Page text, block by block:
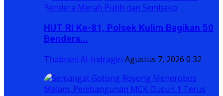
HUT RI Ke-81, Polsek Kulim Bagikan 50
Bendera...
Thabrani Al-Indragiri Agustus 7, 2026 0 32